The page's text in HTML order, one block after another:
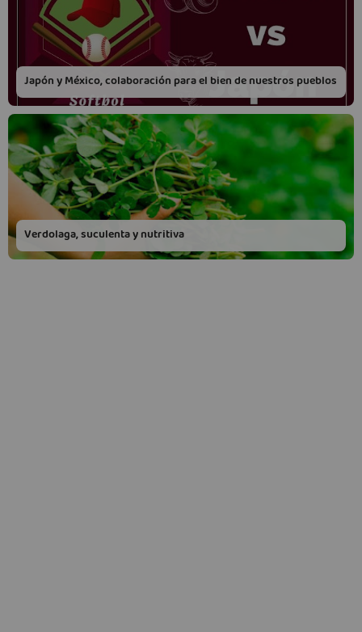
Japón y México, colaboración para el bien de nuestros pueblos
Verdolaga, suculenta y nutritiva